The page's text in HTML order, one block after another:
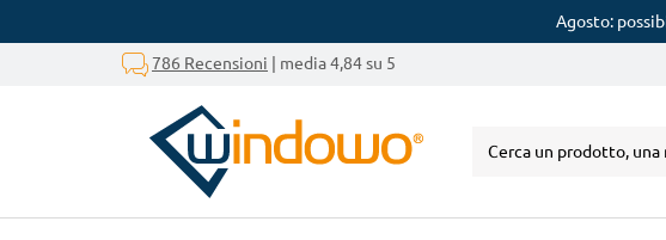
Agosto:
786 Recensioni | media 4,84 su 5